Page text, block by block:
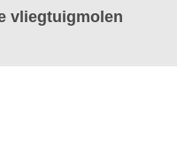
vliegtuigmolen